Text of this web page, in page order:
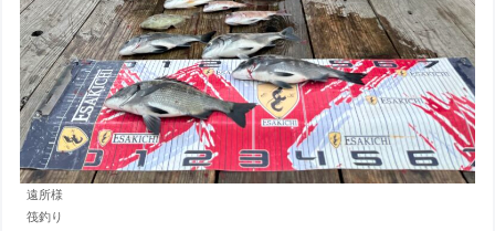
遠所様
筏釣り